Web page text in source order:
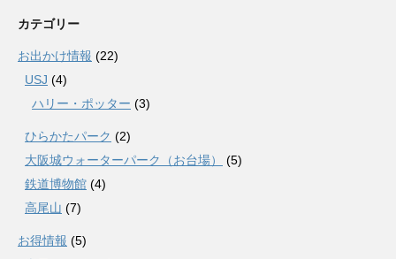
カテゴリー
お出かけ情報 (22)
USJ (4)
ハリー・ポッター (3)
ひらかたパーク (2)
大阪城ウォーターパーク（お台場）
(5)
鉄道博物館 (4)
高尾山 (7)
お得情報 (5)